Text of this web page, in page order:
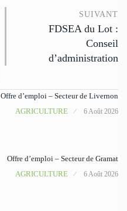
SUIVANT
FDSEA du Lot :
Conseil
d’administration
Offre d’emploi – Secteur de Livernon
AGRICULTURE
6 Août 2026
Offre d’emploi – Secteur de Gramat
AGRICULTURE
6 Août 2026